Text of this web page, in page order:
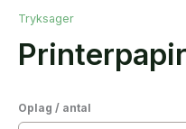
Tryksager
Printerpapir
Oplag / antal